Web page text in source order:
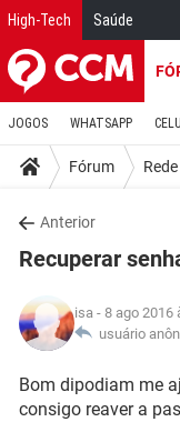
High-Tech Saúde
JOGOS WHATSAPP
Fórum
Anterior
Recuperar
isa - 8 ago 2016
usuário
Bom dipodiam me
consigo reaver a